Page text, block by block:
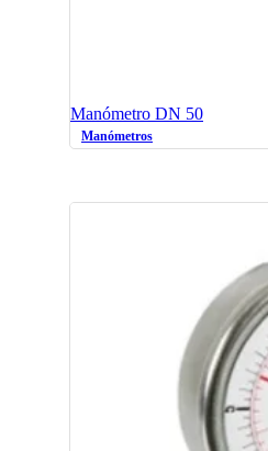
Manómetro DN 50
Manómetros